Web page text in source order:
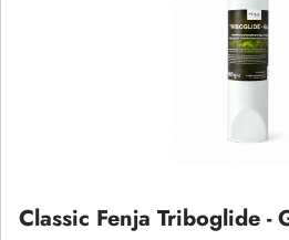
Classic Fenja Triboglide -